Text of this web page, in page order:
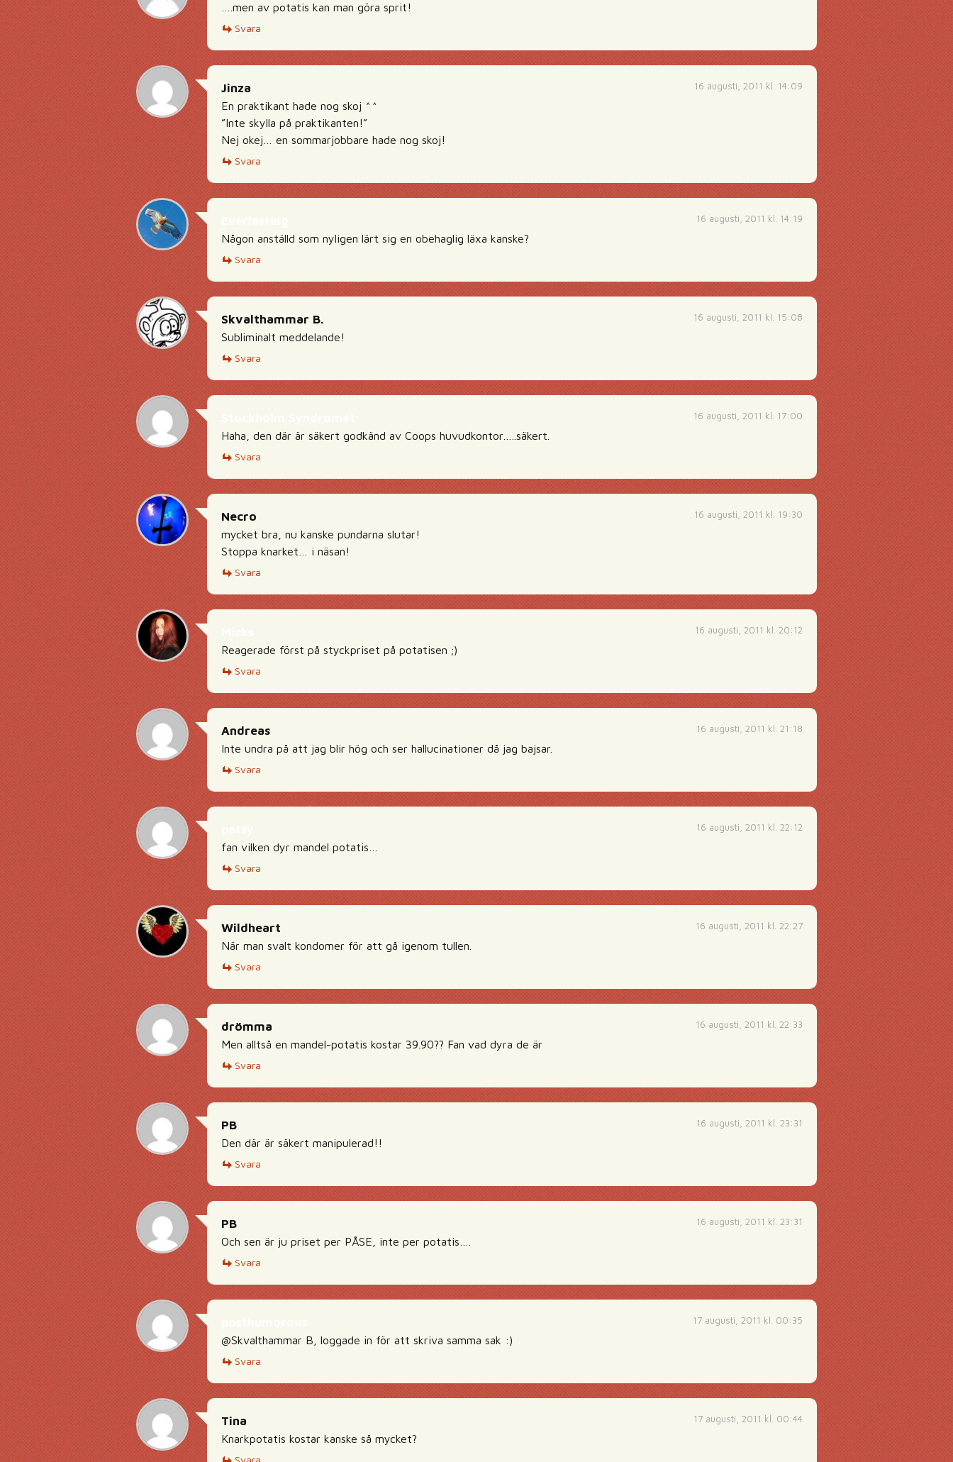
….men av potatis kan man göra sprit!
Svara
16 augusti, 2011 kl. 14:09
Jinza
En praktikant hade nog skoj ^^
”Inte skylla på praktikanten!”
Nej okej… en sommarjobbare hade nog skoj!
Svara
16 augusti, 2011 kl. 14:19
Någon anställd som nyligen lärt sig en obehaglig läxa kanske?
Svara
16 augusti, 2011 kl. 15:08
Skvalthammar B.
Subliminalt meddelande!
Svara
16 augusti, 2011 kl. 17:00
Haha, den där är säkert godkänd av Coops huvudkontor…..säkert.
Svara
16 augusti, 2011 kl. 19:30
Necro
mycket bra, nu kanske pundarna slutar!
Stoppa knarket… i näsan!
Svara
16 augusti, 2011 kl. 20:12
Reagerade först på styckpriset på potatisen ;)
Svara
16 augusti, 2011 kl. 21:18
Andreas
Inte undra på att jag blir hög och ser hallucinationer då jag bajsar.
Svara
16 augusti, 2011 kl. 22:12
fan vilken dyr mandel potatis…
Svara
16 augusti, 2011 kl. 22:27
Wildheart
När man svalt kondomer för att gå igenom tullen.
Svara
16 augusti, 2011 kl. 22:33
drömma
Men alltså en mandel-potatis kostar 39.90?? Fan vad dyra de är
Svara
16 augusti, 2011 kl. 23:31
PB
Den där är säkert manipulerad!!
Svara
16 augusti, 2011 kl. 23:31
PB
Och sen är ju priset per PÅSE, inte per potatis….
Svara
17 augusti, 2011 kl. 00:35
@Skvalthammar B, loggade in för att skriva samma sak :)
Svara
17 augusti, 2011 kl. 00:44
Tina
Knarkpotatis kostar kanske så mycket?
Svara